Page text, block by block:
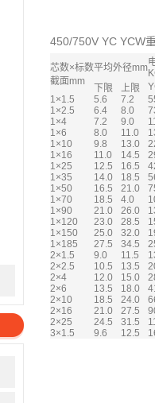
450/750V YC YCW
芯数×标数
截面mm
平均外径mm
下限 上限
1×1.5
5.6 7.2
1×2.5
6.4 8.0
1×4
7.2 9.0
1×6
8.0 11.0
1×10
9.8 13.0
1×16
11.0 14.5
1×25
12.5 16.5
1×35
14.0 18.5
1×50
16.5 21.0
1×70
18.5 4.0
1×90
21.0 26.0
1×120
23.0 28.5
1×150
25.0 32.0
1×185
27.5 34.5
2×1.5
9.0 11.5
2×2.5
10.5 13.5
2×4
12.0 15.0
2×6
13.5 18.0
2×10
18.5 24.0
2×16
21.0 27.5
2×25
24.5 31.5
3×1.5
9.6 12.5